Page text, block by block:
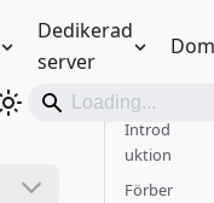
Dedikerad
server
Introd
uktion
Förber